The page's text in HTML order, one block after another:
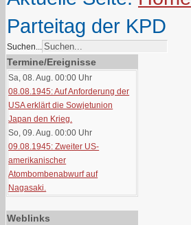
Parteitag der KPD
Suchen...
Termine/Ereignisse
Sa, 08. Aug. 00:00 Uhr
08.08.1945: Auf Anforderung der
USA erklärt die Sowjetunion
Japan den Krieg.
So, 09. Aug. 00:00 Uhr
09.08.1945: Zweiter US-
amerikanischer
Atombombenabwurf auf
Nagasaki.
Weblinks